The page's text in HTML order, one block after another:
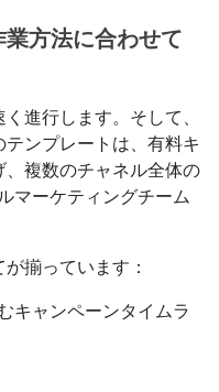
方法に合わせて
進行します。そして、
ンプレートは、有料キ
複数のチャネル全体の
マーケティングチーム
揃っています：
キャンペーンタイムラ